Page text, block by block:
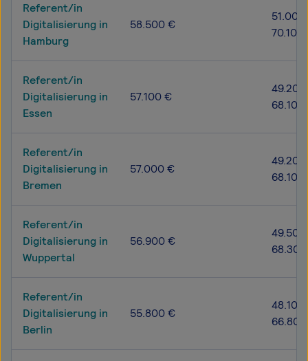
Referent/in
Digitalisierung in
Hamburg
58.500 €
70.100
Referent/in
Digitalisierung in
Essen
57.100 €
Referent/in
Digitalisierung in
Bremen
57.000 €
Referent/in
Digitalisierung in
Wuppertal
56.900 €
Referent/in
Digitalisierung in
Berlin
55.800 €